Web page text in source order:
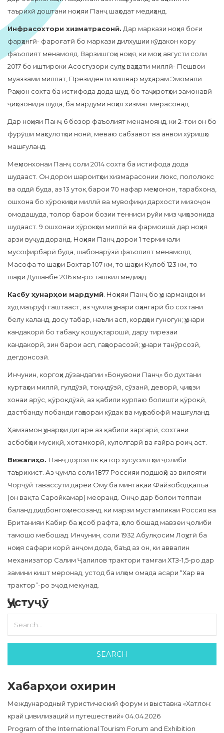
таърихӣ доштани ноҳияи Панҷ шаҳодат медиҳанд.
Инфрасохтори хизматрасонӣ. Дар маркази ноҳия боғи
фарҳангӣ- фароғатӣ бо маркази дилхушии кӯдакон кору
фаъолият менамояд. Варзишгоҳи ноҳия, ки моҳи августи соли
2017 бо иштироки Асосгузори сулҳу ваҳдати миллӣ- Пешвои
муаззами миллат, Президенти кишвар муҳтарам Эмомалӣ
Раҳмон сохта ба истифода дода шуд, бо таҷҳизотҳои замонавӣ
ҷиҳозонида шуда, ба мардуми ноҳия хизмат мерасонад.
Дар ноҳияи Панҷ 6 бозор фаъолият менамоянд, ки 2-тои он бо
фурӯши маҳсулотҳои нонӣ, меваю сабзавот ва анвои хӯришҳо
машғуланд.
Меҳмонхонаи Панҷ соли 2014 сохта ба истифода дода
шудааст. Он дорои шароитҳои хизмарасонии люкс, пололюкс
ва оддӣ буда, аз 13 утоқ барои 70 нафар меҳмонон, тарабхона,
ошхона бо хӯрокиҳои миллӣ ва мувофиқи дархости мизоҷон
омодашуда, толор барои бозии тенниси руйи миз ҷиҳозонида
шудааст. 9 ошхонаи хӯрокҳои миллӣ ва фармоишӣ дар ноҳия
арзи вуҷуд доранд. Ноҳияи Панҷ дорои 1 терминали
мусофирбарӣ буда, шабонарӯзӣ фаъолият менамояд.
Масофа то шаҳри Бохтар 107 км, то шаҳри Кулоб 123 км, то
шаҳри Душанбе 206 км-ро ташкил медиҳад.
Касбу ҳунарҳои мардумӣ . Ноҳияи Панҷ бо ҳунармандони
худ маъруф гаштааст, аз ҷумла ҳунари оҳангарӣ бо сохтани
белу каланд, досу табар, наъли асп, кордҳои гуногун; ҳунари
кандакорӣ бо табақу қошуқтарошӣ, дару тирезаи
кандакорӣ, зин барои асп, гаҳворасозӣ; ҳунари танӯрсозӣ,
дегдонсозӣ.
Инчунин, коргоҳи дӯзандагии «Бонувони Панҷ» бо духтани
куртаҳои миллӣ, гулдӯзӣ, тоқидӯзӣ, сӯзанӣ, деворӣ, ҷиҳози
хонаи арӯс, қӯроқдӯзӣ, аз қабили курпаю болишти қӯроқӣ,
дастбанду побанди гаҳвораи кӯдак ва муҳрабофӣ машғуланд.
Ҳамзамон ҳунарҳои дигаре аз қабили заргарӣ, сохтани
асбобҳои мусиқӣ, хотамкорӣ, кулолгарӣ ва ғайра роиҷ аст.
Вижагиҳо. Панҷ дорои як қатор хусусиятҳои ҷолиби
таърихист. Аз ҷумла соли 1877 Россияи подшоҳӣ аз вилояти
Чорҷӯй тавассути дарёи Ому ба минтақаи Файзободқалъа
(он вақта Саройкамар) меоранд. Онҷо дар болои теппаи
баланд дидбонгоҳ месозанд, ки марзи мустамликаи Россия ва
Британияи Кабир ба ҳисоб рафта, ҳоло бошад мавзеи ҷолиби
тамошо мебошад. Инчунин, соли 1932 Абулқосим Лоҳутӣ ба
ноҳия сафари корӣ анҷом дода, баъд аз он, ки аввалин
механизатор Салим Ҷалилов трактори тамғаи ХТЗ-1,5-ро дар
замини кишт меронад, устод ба илҳом омада асари “Хар ва
трактор”-ро эҷод мекунад.
Ҷустуҷӯ
Хабарҳои охирин
Международный туристический форум и выставка «Хатлон:
край цивилизаций и путешествий» 04.04.2026
Program of the International Tourism Forum and Exhibition